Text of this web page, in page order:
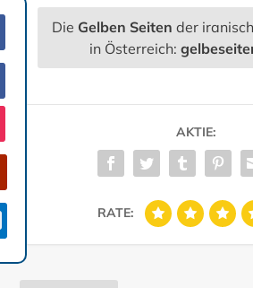
Die Gelben Seiten der
in Österreich:
AKTIE:
RATE: